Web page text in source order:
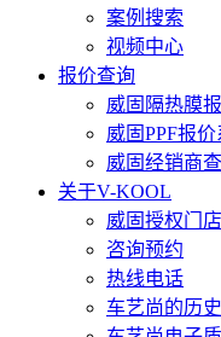
案例搜索
视频中心
报价查询
威固隔热膜
威固PPF报
威固经销商
关于V-KOOL
威固授权门店
咨询预约
热线电话
车艺尚的历史